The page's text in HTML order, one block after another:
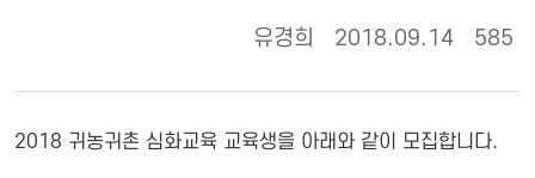
유경희 2018.09.14 585
2018 귀농귀촌 심화교육 교육생을 아래와 같이 모집합니다.